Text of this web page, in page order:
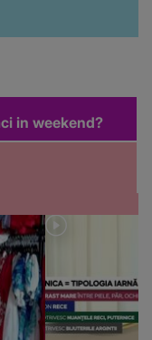
in weekend?